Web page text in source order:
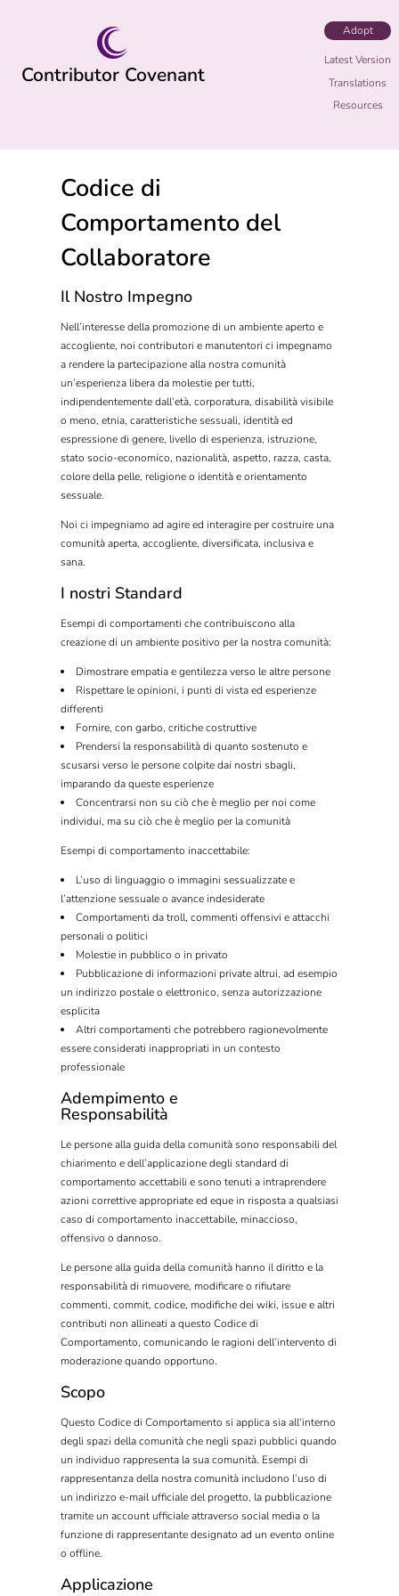
Contributor Covenant
Codice di
Comportamento del
Collaboratore
Il Nostro Impegno
Nell’interesse della promozione di un ambiente aperto e
accogliente, noi contributori e manutentori ci impegnamo
a rendere la partecipazione alla nostra comunità
un’esperienza libera da molestie per tutti,
indipendentemente dall’età, corporatura, disabilità visibile
o meno, etnia, caratteristiche sessuali, identità ed
espressione di genere, livello di esperienza, istruzione,
stato socio-economico, nazionalità, aspetto, razza, casta,
colore della pelle, religione o identità e orientamento
sessuale.
Noi ci impegniamo ad agire ed interagire per costruire una
comunità aperta, accogliente, diversificata, inclusiva e
sana.
I nostri Standard
Esempi di comportamenti che contribuiscono alla
creazione di un ambiente positivo per la nostra comunità:
Dimostrare empatia e gentilezza verso le altre persone
Rispettare le opinioni, i punti di vista ed esperienze
differenti
Fornire, con garbo, critiche costruttive
Prendersi la responsabilità di quanto sostenuto e
scusarsi verso le persone colpite dai nostri sbagli,
imparando da queste esperienze
Concentrarsi non su ciò che è meglio per noi come
individui, ma su ciò che è meglio per la comunità
Esempi di comportamento inaccettabile:
L’uso di linguaggio o immagini sessualizzate e
l’attenzione sessuale o avance indesiderate
Comportamenti da troll, commenti offensivi e attacchi
personali o politici
Molestie in pubblico o in privato
Pubblicazione di informazioni private altrui, ad esempio
un indirizzo postale o elettronico, senza autorizzazione
esplicita
Altri comportamenti che potrebbero ragionevolmente
essere considerati inappropriati in un contesto
professionale
Adempimento e
Responsabilità
Le persone alla guida della comunità sono responsabili del
chiarimento e dell’applicazione degli standard di
comportamento accettabili e sono tenuti a intraprendere
azioni correttive appropriate ed eque in risposta a qualsiasi
caso di comportamento inaccettabile, minaccioso,
offensivo o dannoso.
Le persone alla guida della comunità hanno il diritto e la
responsabilità di rimuovere, modificare o rifiutare
commenti, commit, codice, modifiche dei wiki, issue e altri
contributi non allineati a questo Codice di
Comportamento, comunicando le ragioni dell’intervento di
moderazione quando opportuno.
Scopo
Questo Codice di Comportamento si applica sia all’interno
degli spazi della comunità che negli spazi pubblici quando
un individuo rappresenta la sua comunità. Esempi di
rappresentanza della nostra comunità includono l’uso di
un indirizzo e-mail ufficiale del progetto, la pubblicazione
tramite un account ufficiale attraverso social media o la
funzione di rappresentante designato ad un evento online
o offline.
Applicazione
Adopt
Latest Version
Translations
Resources